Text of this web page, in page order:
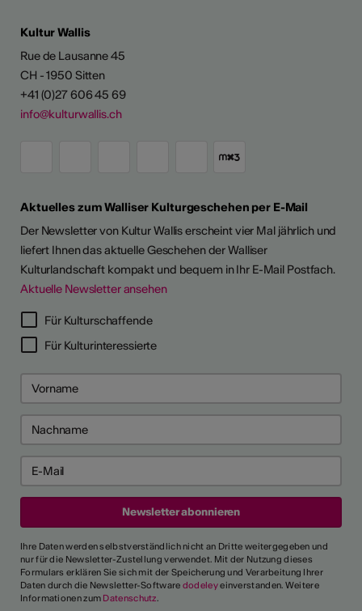
Kultur Wallis
Rue de Lausanne 45
CH - 1950 Sitten
+41 (0)27 606 45 69
info@kulturwallis.ch
Aktuelles zum Walliser Kulturgeschehen per E-Mail
Der Newsletter von Kultur Wallis erscheint vier Mal jährlich und
liefert Ihnen das aktuelle Geschehen der Walliser
Kulturlandschaft kompakt und bequem in Ihr E-Mail Postfach.
Aktuelle Newsletter ansehen
Für Kulturschaffende
Für Kulturinteressierte
Ihre Daten werden selbstverständlich nicht an Dritte weitergegeben und
nur für die Newsletter-Zustellung verwendet. Mit der Nutzung dieses
Formulars erklären Sie sich mit der Speicherung und Verarbeitung Ihrer
Daten durch die Newsletter-Software dodeleyeinverstanden. Weitere
Informationen zum Datenschutz.